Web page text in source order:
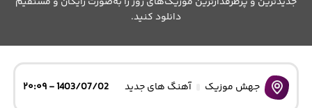
دانلود کنید.
جهش موزیک آهنگ های جدید 1403/07/02 - ۲۰:۰۹